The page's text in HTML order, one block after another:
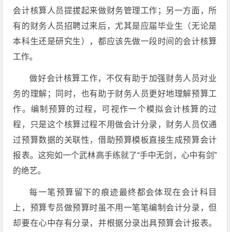
会计核算人员提拔起来做财务管理工作；另一方面，所
有的财务人员招聘过来后，尤其是应届毕业生（无论是
本科生还是研究生），都应该先做一段时间的会计核算
工作。
做好会计核算工作，不仅有助于加强财务人员对业
务的理解；同时，也有助于财务人员更好地理解预算工
作。编制预算的过程，可视作一个模拟会计核算的过
程，只是这个核算过程不用做会计分录，财务人员仅通
过预算数据的关联性，借助预算模板直接生成预算会计
报表。这宛如一个武林高手练就了“手中无剑，心中有剑”
的绝艺。
每一笔预算留下的痕迹最终都会体现在会计科目
上，预算专员做预算时虽不用一笔笔编制会计分录，但
却要在心中存有分录，并根据分录出具预算会计报表。